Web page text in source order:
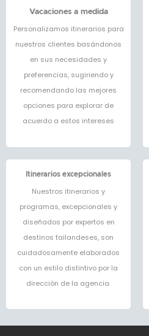
Vacaciones a medida
Personalizamos itinerarios para
nuestros clientes basándonos
en sus necesidades y
preferencias, sugiriendo y
recomendando las mejores
opciones para explorar de
acuerdo a estos intereses
Itinerarios excepcionales
Nuestros itinerarios y
programas, excepcionales y
diseñados por expertos en
destinos tailandeses, son
cuidadosamente elaborados
con un estilo distintivo por la
dirección de la agencia.